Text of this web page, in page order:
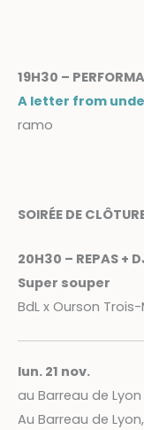
19H30 –
A letter from
ramo
SOIRÉE DE
20H30 – REPAS +
Super souper
BdL x Ourson Trois-
lun. 21 nov.
au Barreau de Lyon
Au Barreau de